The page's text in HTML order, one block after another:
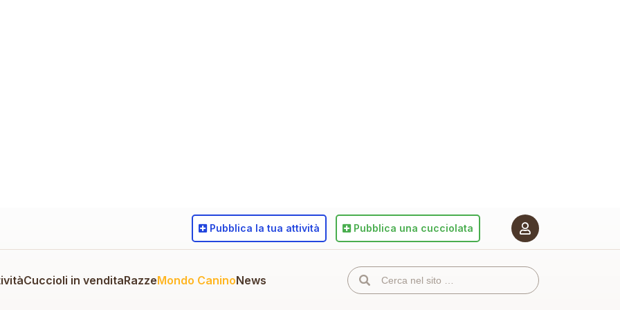
Cuccioli in venditaRazzeMondo CaninoNews
Pubblica la tua attività Pubblica una cucciolata